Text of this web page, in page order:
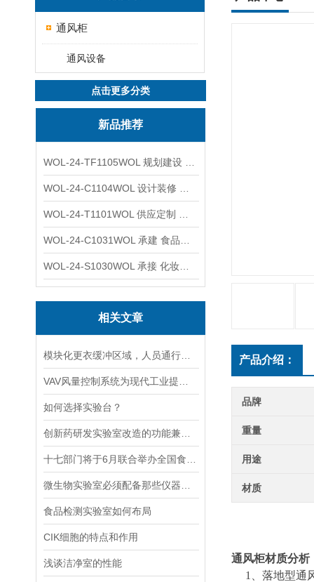
通风柜
通风设备
点击更多分类
新品推荐
相关文章
如何选择实验台？
食品检测实验室如何布局
CIK细胞的特点和作用
浅谈洁净室的性能
产品介绍：
品牌
重量
用途
材质
通风柜材质分析
1、落地型通